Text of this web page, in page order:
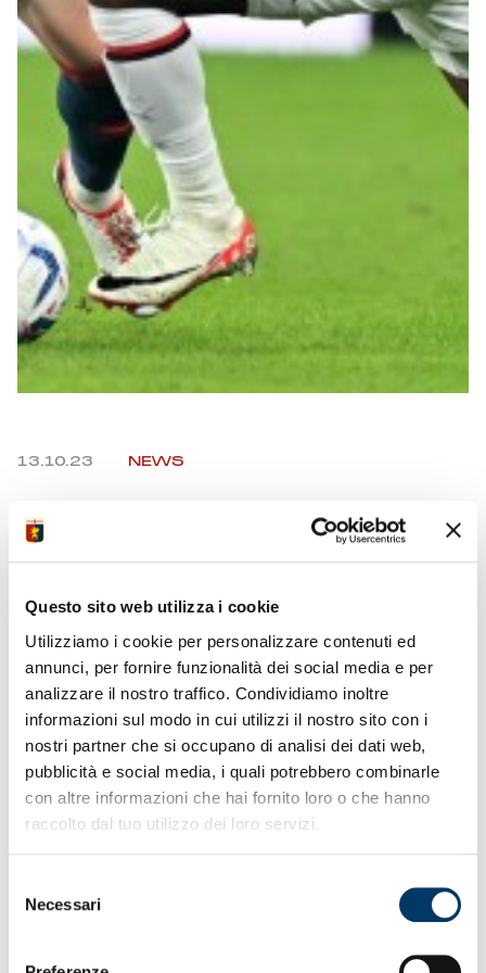
Questo sito web utilizza i cookie
Utilizziamo i cookie per personalizzare contenuti ed
annunci, per fornire funzionalità dei social media e per
analizzare il nostro traffico. Condividiamo inoltre
informazioni sul modo in cui utilizzi il nostro sito con i
nostri partner che si occupano di analisi dei dati web,
pubblicità e social media, i quali potrebbero combinarle
con altre informazioni che hai fornito loro o che hanno
raccolto dal tuo utilizzo dei loro servizi.
delNecessari
Summer Sale
Mare
Accessori
Party
Outlet
Helan x Genoa
Isolani x Genoa
13.10.23 NEWS
GENOA-MILAN, IL
FILM DELLA
PARTITA